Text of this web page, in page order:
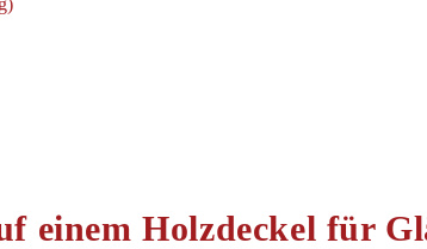
einem Holzdeckel für